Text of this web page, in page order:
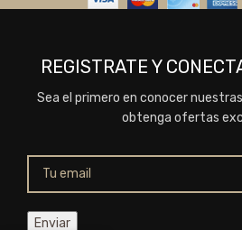
REGISTRATE Y
Sea el primero en conocer
obtenga ofertas